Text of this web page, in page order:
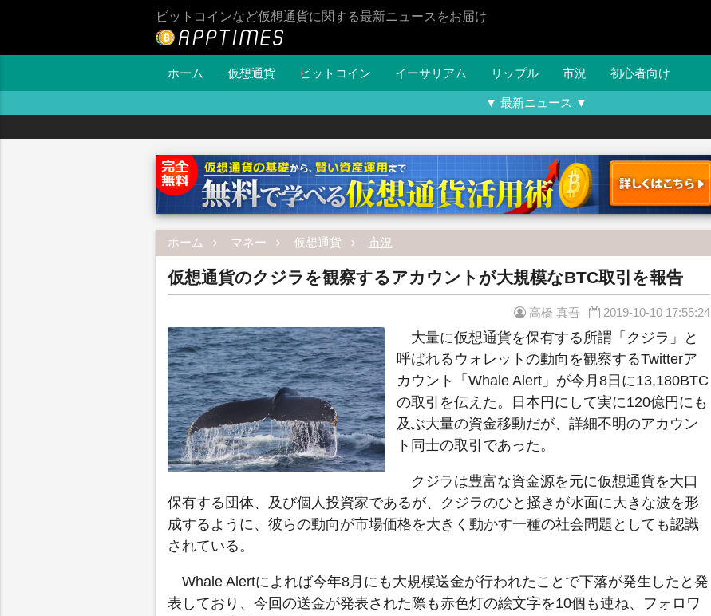
ビットコインなど仮想通貨に関する最新ニュースをお届け
ホーム 仮想通貨 ビットコイン イーサリアム リップル 市況 初心者向け
▼ 最新ニュース ▼
ホーム マネー 仮想通貨 市況
仮想通貨のクジラを観察するアカウントが大規模なBTC取引を報告
高橋 真吾 2019-10-10 17:55:24
大量に仮想通貨を保有する所謂「クジラ」と
呼ばれるウォレットの動向を観察するTwitterア
カウント「Whale Alert」が今月8日に13,180BTC
の取引を伝えた。日本円にして実に120億円にも
及ぶ大量の資金移動だが、詳細不明のアカウン
ト同士の取引であった。
クジラは豊富な資金源を元に仮想通貨を大口
保有する団体、及び個人投資家であるが、クジラのひと掻きが水面に大きな波を形
成するように、彼らの動向が市場価格を大きく動かす一種の社会問題としても認識
されている。
Whale Alertによれば今年8月にも大規模送金が行われたことで下落が発生したと発
表しており、今回の送金が発表された際も赤色灯の絵文字を10個も連ね、フォロワ